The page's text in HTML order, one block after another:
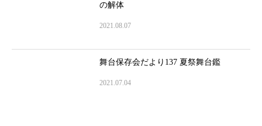
の解体
2021.08.07
舞台保存会だより137 夏祭舞台鑑
2021.07.04